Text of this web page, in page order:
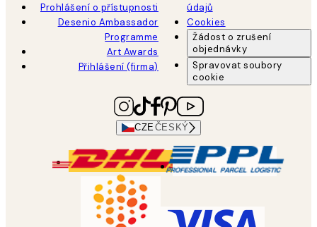
Prohlášení o přístupnosti
Desenio Ambassador
Programme
Art Awards
Přihlášení (firma)
údajů
Cookies
Žádost o zrušení
objednávky
Spravovat soubory
cookie
CZEČESKÝ